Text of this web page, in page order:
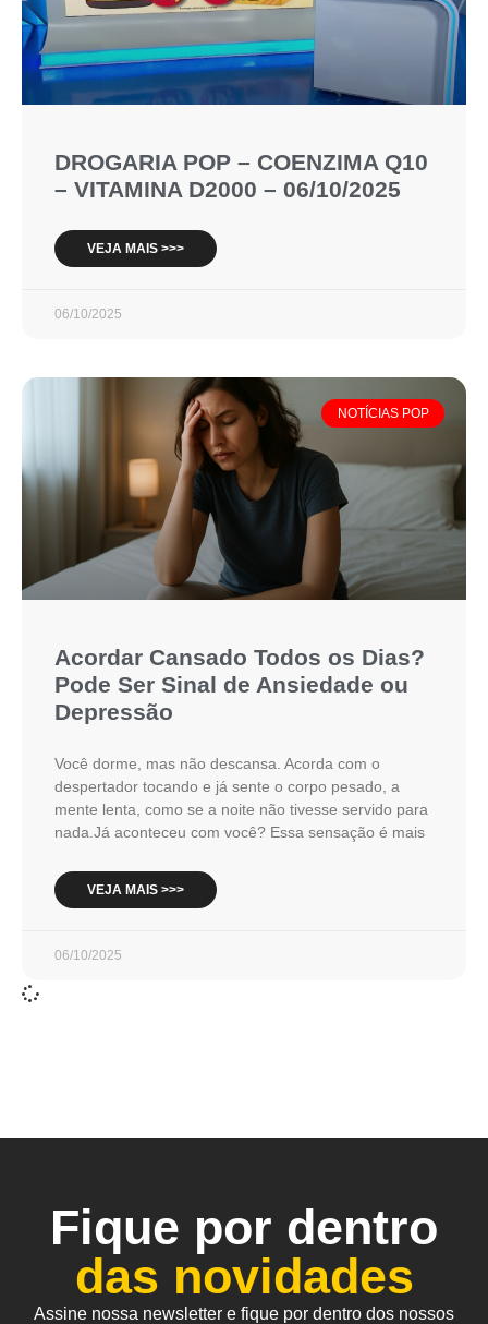
DROGARIA POP – COENZIMA Q10
– VITAMINA D2000 – 06/10/2025
VEJA MAIS >>>
06/10/2025
NOTÍCIAS POP
Acordar Cansado Todos os Dias?
Pode Ser Sinal de Ansiedade ou
Depressão
Você dorme, mas não descansa. Acorda com o
despertador tocando e já sente o corpo pesado, a
mente lenta, como se a noite não tivesse servido para
nada.Já aconteceu com você? Essa sensação é mais
VEJA MAIS >>>
06/10/2025
Fique por dentro
das novidades
Assine nossa newsletter e fique por dentro dos nossos